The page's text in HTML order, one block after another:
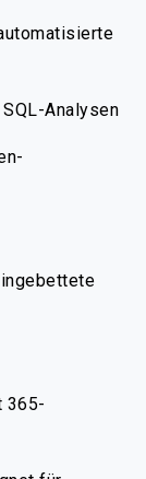
Analysen
365-